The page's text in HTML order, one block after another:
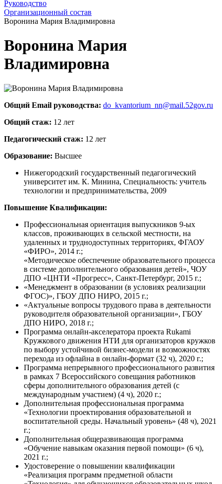
Руководство
Организационный состав
Воронина Мария Владимировна
Воронина Мария
Владимировна
Общий Email руководства: do_kvantorium_nn@mail.52gov.ru
Общий стаж: 12 лет
Педагогический стаж: 12 лет
Образование: Высшее
Нижегородский государственный педагогический
университет им. К. Минина, Специальность: учитель
технологии и предпринимательства, 2009
Повышение Квалификации:
Профессиональная ориентация выпускников 9-ых
классов, проживающих в сельской местности, на
удаленных и труднодоступных территориях, ФГАОУ
«ФИРО», 2014 г.;
«Методическое обеспечение образовательного процесса
в системе дополнительного образования детей», ЧОУ
ДПО «ЦНТИ «Прогресс», Санкт-Петербург, 2015 г.;
«Менеджмент в образовании (в условиях реализации
ФГОС)», ГБОУ ДПО НИРО, 2015 г.;
«Актуальные вопросы трудового права в деятельности
руководителя образовательной организации», ГБОУ
ДПО НИРО, 2018 г.;
Программа онлайн-акселератора проекта Rukami
Кружкового движения НТИ для организаторов кружков
по выбору устойчивой бизнес-модели и возможностях
перехода из офлайна в онлайн-формат (32 ч), 2020 г.;
Программа непрерывного профессионального развития
в рамках 7 Всероссийского совещания работников
сферы дополнительного образования детей (с
международным участием) (4 ч), 2020 г.;
Дополнительная профессиональная программа
«Технологии проектирования образовательной и
воспитательной среды. Начальный уровень» (48 ч), 2021
г.;
Дополнительная общеразвивающая программа
«Обучение навыкам оказания первой помощи» (6 ч),
2021 г.;
Удостоверение о повышении квалификации
«Реализация программ предметной области